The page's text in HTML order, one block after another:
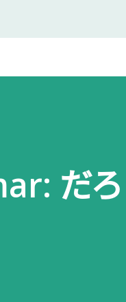
开门。 我拿起
以为，把入札
人员告诉我：
だ